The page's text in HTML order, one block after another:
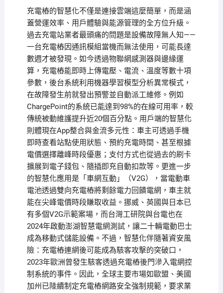
充電樁的智慧化不僅是連接雲端這麼簡單，而是涵
蓋營運效率、用戶體驗與能源管理的全方位升級。
過去充電站業者最頭痛的問題是設備故障無人知——
一台充電樁因通訊模組當機而無法使用，可能長達
數週才被發現。如今透過物聯網感測器與邊緣運
算，充電樁能即時上傳電壓、電流、溫度等數十項
參數，後台系統利用機器學習模型分析異常模式，
在故障發生前就發出預警並自動派工維修。例如
ChargePoint的系統已能達到98%的在線可用率，較
傳統被動維護提升近20個百分點。用戶端的智慧化
則體現在App整合與金流多元性：車主可透過手機
即時查看站點使用狀態、預約充電時間、甚至根據
電價選擇離峰時段優惠；支付方式也從過去的刷卡
擴展到電子錢包、隨插即充自動扣款等。更進一步
的智慧化應用是「車網互動」（V2G），當電動車
電池透過雙向充電樁將剩餘電力回饋電網，車主就
能在尖峰電價時段賺取收益。挪威、英國與日本已
有多個V2G示範案場，而台灣工研院與台電也在
2024年啟動澎湖智慧電網測試，讓二十輛電動巴士
成為移動式儲能設備。不過，智慧化伴隨著資安風
險：充電樁連網後可能成為駭客攻擊的突破口，
2023年歐洲曾發生駭客透過充電樁後門滲入電網控
制系統的事件。因此，全球主要市場如歐盟、美國
加州已陸續制定充電樁網路安全強制規範，要求業